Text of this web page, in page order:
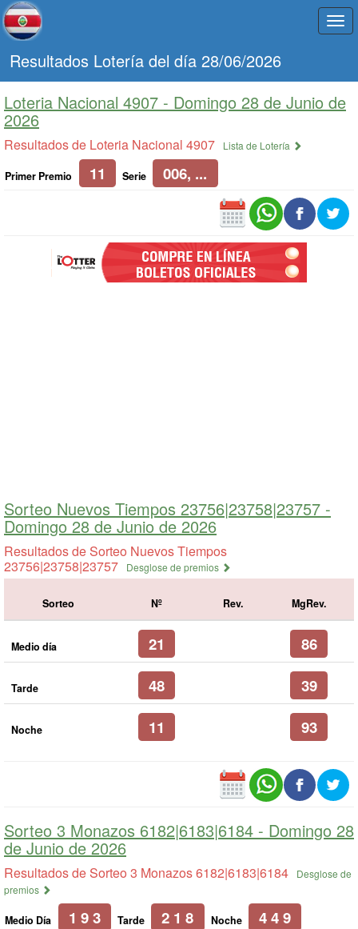
Resultados Lotería del día 28/06/2026
Loteria Nacional 4907 - Domingo 28 de Junio de
2026
Resultados de Loteria Nacional 4907 Lista de Lotería
Primer Premio 11 Serie 006, ...
Sorteo Nuevos Tiempos 23756|23758|23757 -
Domingo 28 de Junio de 2026
Resultados de Sorteo Nuevos Tiempos
23756|23758|23757
Desglose de premios
Sorteo Nº Rev. MgRev.
Medio día 21 86
Tarde 48 39
Noche 11 93
Sorteo 3 Monazos 6182|6183|6184 - Domingo 28
de Junio de 2026
Resultados de Sorteo 3 Monazos 6182|6183|6184
Desglose de
premios
Medio Día 1 9 3 Tarde 2 1 8 Noche 4 4 9